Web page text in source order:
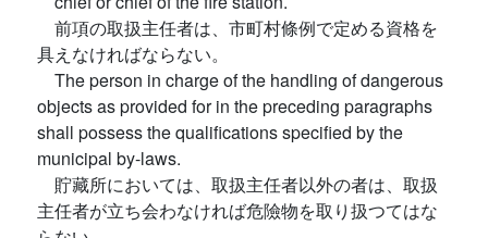
前項の取扱主任者は、市町村條例で定める資格を
具えなければならない。
The person in charge of the handling of dangerous
objects as provided for in the preceding paragraphs
shall possess the qualifications specified by the
municipal by-laws.
貯藏所においては、取扱主任者以外の者は、取扱
主任者が立ち会わなければ危險物を取り扱つてはな